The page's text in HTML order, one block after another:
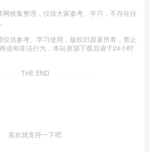
网收集整理，仅供大家参考、学习，不存在任
仅供参考、学习使用，版权归原著所有，禁止
业和非法行为，本站资源下载后请于24小时
THE END
喜欢就支持一下吧